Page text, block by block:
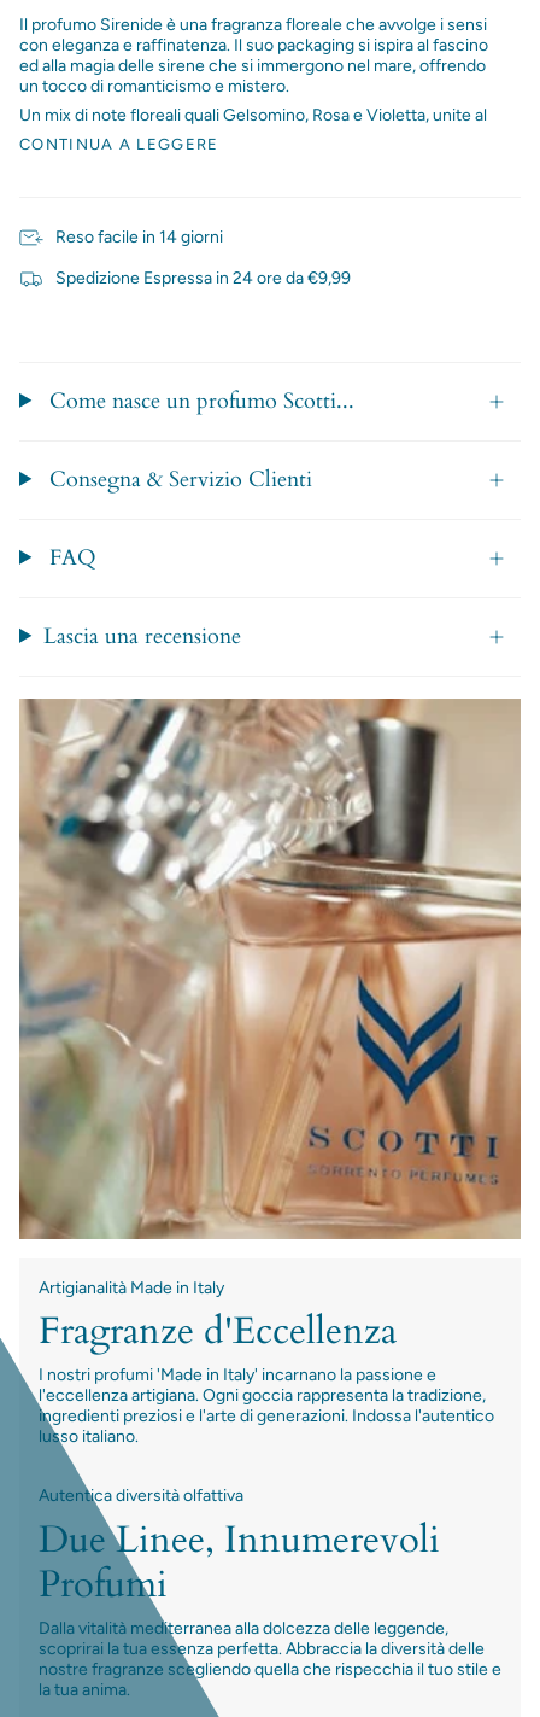
Il profumo Sirenide è una fragranza floreale che avvolge i sensi
con eleganza e raffinatenza. Il suo packaging si ispira al fascino
ed alla magia delle sirene che si immergono nel mare, offrendo
un tocco di romanticismo e mistero.
Un mix di note floreali quali Gelsomino, Rosa e Violetta, unite al
CONTINUA A LEGGERE
Reso facile in 14 giorni
Spedizione Espressa in 24 ore da €9,99
Come nasce un profumo Scotti...
Consegna & Servizio Clienti
FAQ
Lascia una recensione
Artigianalità Made in Italy
Fragranze d'Eccellenza
I nostri profumi 'Made in Italy' incarnano la passione e
l'eccellenza artigiana. Ogni goccia rappresenta la tradizione,
ingredienti preziosi e l'arte di generazioni. Indossa l'autentico
lusso italiano.
Autentica diversità olfattiva
Due Linee, Innumerevoli
Profumi
Dalla vitalità mediterranea alla dolcezza delle leggende,
scoprirai la tua essenza perfetta. Abbraccia la diversità delle
nostre fragranze scegliendo quella che rispecchia il tuo stile e
la tua anima.